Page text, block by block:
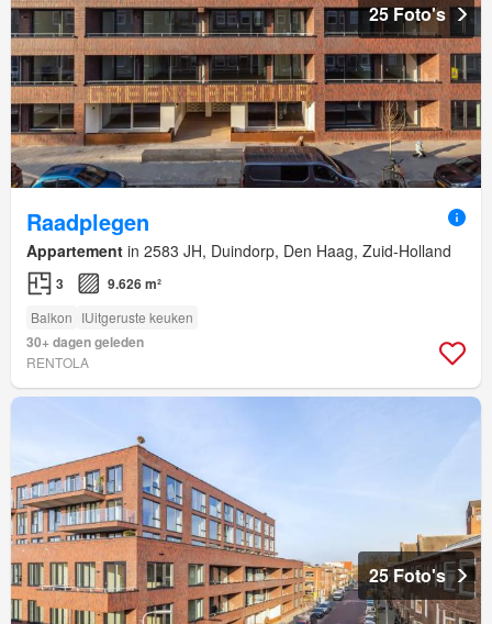
25 Foto's
Raadplegen
Appartement in 2583 JH, Duindorp, Den Haag, Zuid-Holland
3 9.626 m²
Balkon IUitgeruste keuken
30+ dagen geleden
RENTOLA
25 Foto's